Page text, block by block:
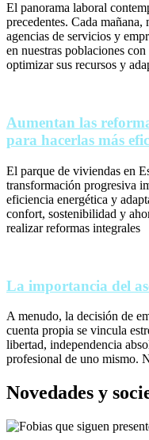
El panorama laboral
precedentes. Cada
agencias de servicios y
en nuestras poblaciones
optimizar sus recursos y
Aumentan las
para hacerlas más
El parque de viviendas en
transformación progresiva
eficiencia energética y
confort, sostenibilidad y
realizar reformas integrales
La importancia del
A menudo, la decisión de
cuenta propia se vincula
libertad, independencia
profesional de uno mismo.
Novedades y